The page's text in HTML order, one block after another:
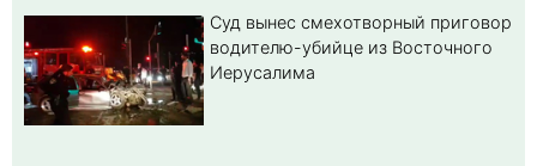
Суд вынес смехотворный приговор
водителю-убийце из Восточного
Иерусалима